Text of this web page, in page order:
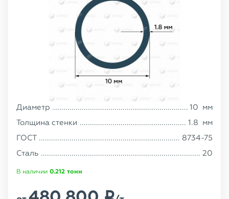
Диаметр 10 мм
Толщина стенки
1.8 мм
ГОСТ
8734-75
Сталь
20
В наличии 0.212 тонн